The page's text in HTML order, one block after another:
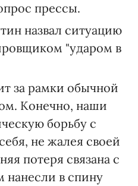
прессы.
назвал ситуацию
"ударом в
за рамки обычной
Конечно, наши
борьбу с
не жалея своей
потеря связана с
нанесли в спину